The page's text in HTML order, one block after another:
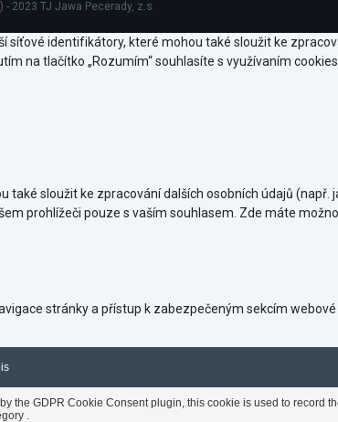
- 2023 TJ Jawa Pecerady, z.s.
síťové identifikátory, které mohou také sloužit ke
na tlačítko „Rozumím“ souhlasíte s využívaním
sloužit ke zpracování dalších osobních údajů
prohlížeči pouze s vaším souhlasem. Zde máte
stránky a přístup k zabezpečeným sekcím
the GDPR Cookie Consent plugin, this cookie is used to record
.